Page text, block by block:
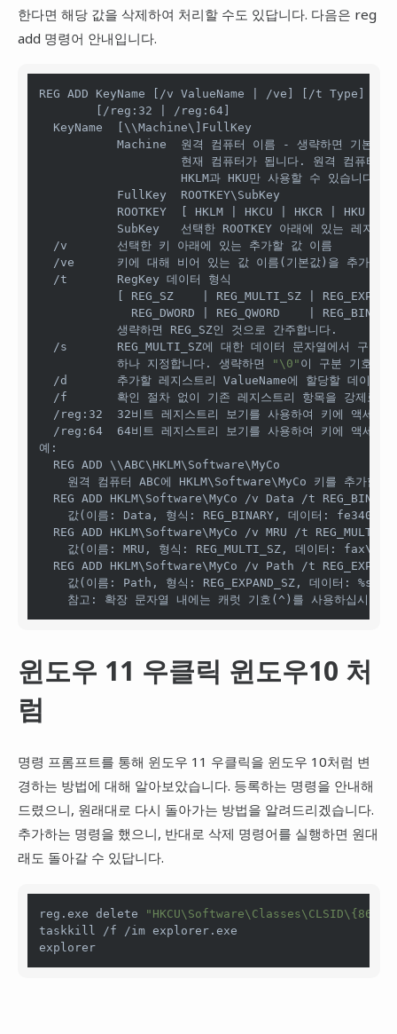
한다면 해당 값을 삭제하여 처리할 수도 있답니다. 다음은 reg
add 명령어 안내입니다.
REG ADD KeyName [/v ValueName | /ve] [/t
        [/reg:32 | /reg:64]
  KeyName  [\\Machine\]FullKey
           Machine  원격 컴퓨터 이름 - 생략하면 기본값이
현재 컴퓨터가 됩니다. 원격 컴퓨터에
                    HKLM과 HKU만 사용할 수 있습니다.
           FullKey  ROOTKEY\SubKey
ROOTKEY  [ HKLM | HKCU | HKCR | HKU |
SubKey   선택한 ROOTKEY 아래에 있는 레지스트
  /v       선택한 키 아래에 있는 추가할 값 이름
/ve      키에 대해 비어 있는 값 이름(기본값)을 추가합니
  /t       RegKey 데이터 형식
[ REG_SZ    | REG_MULTI_SZ |
REG_DWORD | REG_QWORD    |
           생략하면 REG_SZ인 것으로 간주합니다.
/s       REG_MULTI_SZ에 대한 데이터 문자열에서 구분 기
           하나 지정합니다. 생략하면
"\0" 이 구분 기호로
/d       추가할 레지스트리 ValueName에 할당할 데이터입
/f       확인 절차 없이 기존 레지스트리 항목을 강제로
/reg:32  32비트 레지스트리 보기를 사용하여 키에 액세스
/reg:64  64비트 레지스트리 보기를 사용하여 키에 액세스
예:
  REG ADD \\ABC\HKLM\Software\MyCo
원격 컴퓨터 ABC에 HKLM\Software\MyCo 키를 추가합니
REG ADD HKLM\Software\MyCo /v Data /t
값(이름: Data, 형식: REG_BINARY, 데이터: fe340ead)
REG ADD HKLM\Software\MyCo /v MRU /t
값(이름: MRU, 형식: REG_MULTI_SZ, 데이터:
REG ADD HKLM\Software\MyCo /v Path /t
값(이름: Path, 형식: REG_EXPAND_SZ, 데이터:
    참고: 확장 문자열 내에는 캐럿 기호(^)를 사용하십시오.
윈도우 11 우클릭 윈도우10 처
럼
명령 프롬프트를 통해 윈도우 11 우클릭을 윈도우 10처럼 변
경하는 방법에 대해 알아보았습니다. 등록하는 명령을 안내해
드렸으니, 원래대로 다시 돌아가는 방법을 알려드리겠습니다.
추가하는 명령을 했으니, 반대로 삭제 명령어를 실행하면 원대
래도 돌아갈 수 있답니다.
reg.exe delete
taskkill /f /im explorer.exe
explorer